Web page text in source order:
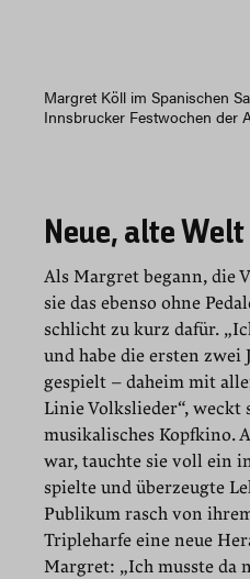
Margret Köll im Spanischen
Innsbrucker Festwochen der
Neue, alte Welt
Als Margret begann, die
sie das ebenso ohne
schlicht zu kurz dafür.
und habe die ersten zwei
gespielt – daheim mit
Linie Volkslieder“, weckt
musikalisches Kopfkino.
war, tauchte sie voll ein
spielte und überzeugte
Publikum rasch von
Tripleharfe eine neue
Margret: „Ich musste da